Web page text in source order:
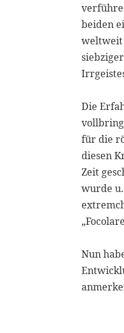
beiden
weltweit
Die
für die
diesen
Zeit
wurde
Nun